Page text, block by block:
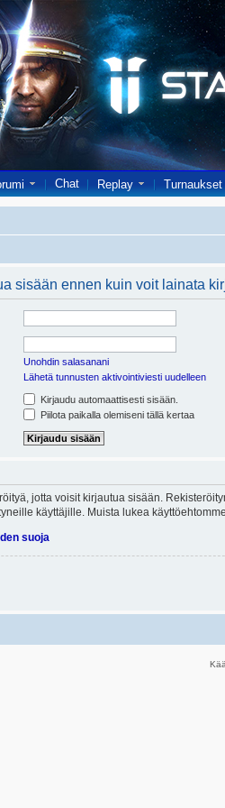
Chat Replay Turnaukset
sisään ennen kuin voit lainata
Unohdin salasanani
Lähetä tunnusten aktivointiviesti uudelleen
Kirjaudu automaattisesti sisään.
Piilota paikalla olemiseni tällä kertaa
jotta voisit kirjautua sisään.
käyttäjille. Muista lukea
suoja